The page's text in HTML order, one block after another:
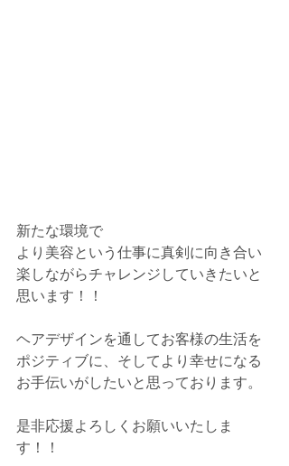
新たな環境で
より美容という仕事に真剣に向き合い
楽しながらチャレンジしていきたいと
思います！！
ヘアデザインを通してお客様の生活を
ポジティブに、そしてより幸せになる
お手伝いがしたいと思っております。
是非応援よろしくお願いいたしま
す！！